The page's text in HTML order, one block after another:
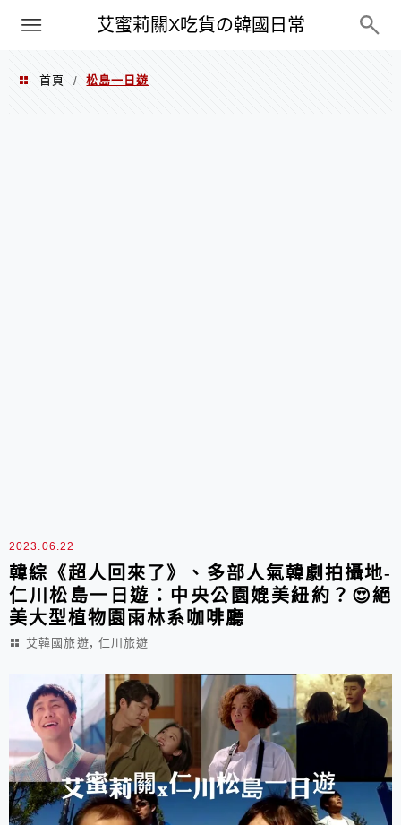
艾蜜莉關X吃貨の韓國日常
PXN
首頁 / 松島一日遊
2023.06.22
韓綜《超人回來了》、多部人氣韓劇拍攝地-
仁川松島一日遊：中央公園媲美紐約？😍絕
美大型植物園雨林系咖啡廳
艾韓國旅遊, 仁川旅遊